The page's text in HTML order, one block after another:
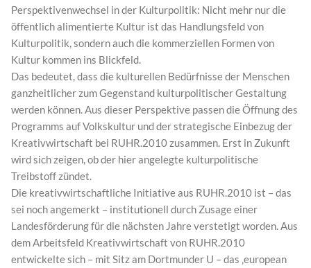
Perspektivenwechsel in der Kulturpolitik: Nicht mehr nur die
öffentlich alimentierte Kultur ist das Handlungsfeld von
Kulturpolitik, sondern auch die kommerziellen Formen von
Kultur kommen ins Blickfeld.
Das bedeutet, dass die kulturellen Bedürfnisse der Menschen
ganzheitlicher zum Gegenstand kulturpolitischer Gestaltung
werden können. Aus dieser Perspektive passen die Öffnung des
Programms auf Volkskultur und der strategische Einbezug der
Kreativwirtschaft bei RUHR.2010 zusammen. Erst in Zukunft
wird sich zeigen, ob der hier angelegte kulturpolitische
Treibstoff zündet.
Die kreativwirtschaftliche Initiative aus RUHR.2010 ist – das
sei noch angemerkt – institutionell durch Zusage einer
Landesförderung für die nächsten Jahre verstetigt worden. Aus
dem Arbeitsfeld Kreativwirtschaft von RUHR.2010
entwickelte sich – mit Sitz am Dortmunder U – das ‚european